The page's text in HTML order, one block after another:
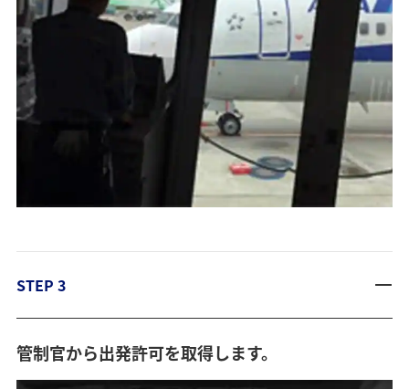
STEP 3
管制官から出発許可を取得します。